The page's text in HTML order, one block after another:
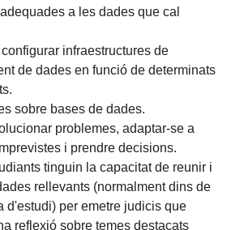
a les dades que cal
infraestructures de
de dades en funció de determinats
sobre bases de dades.
problemes, adaptar-se a
i prendre decisions.
tinguin la capacitat de reunir i
rellevants (normalment dins de
d'estudi) per emetre judicis que
reflexió sobre temes destacats